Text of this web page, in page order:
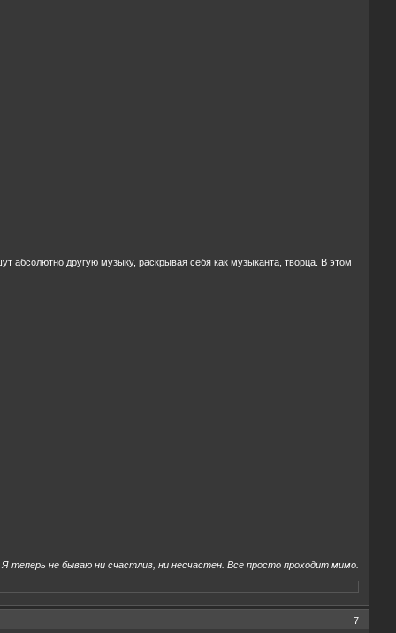
абсолютно другую музыку, раскрывая себя как музыканта, творца. В этом
Я теперь не бываю ни счастлив, ни несчастен. Все просто проходит мимо.
7